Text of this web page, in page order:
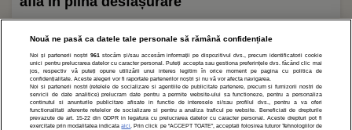
1 2 »
Nouă ne pasă ca datele tale personale să rămână confidențiale
Noi și partenerii noștri 961 stocăm și/sau accesăm informații pe dispozitivul dvs., precum identificatorii cookie
unici pentru prelucrarea datelor cu caracter personal. Puteți accepta sau gestiona preferințele dvs. făcând clic mai
jos, respectiv vă puteți opune utilizării unui interes legitim în orice moment pe pagina cu politica de
confidențialitate. Aceste alegeri vor fi raportate partenerilor noștri și nu vă vor afecta navigarea.
Noi si partenerii nostri (retelele de socializare si agentiile de publicitate partenere, precum si furnizorii nostri de
servicii de date analitice) prelucram date pentru a permite website-ului sa functioneze, pentru a personaliza
continutul si anunturile publicitare afisate in functie de interesele si/sau profilul dvs., pentru a va oferi
functionalitati aferente retelelor de socializare si pentru a analiza traficul pe website. Beneficiati de drepturile
prevazute de art. 15-22 din GDPR in legatura cu prelucrarea datelor cu caracter personal. Aceste drepturi pot fi
exercitate prin modalitatea indicataaici . Prin click pe “ACCEPT TOATE”, acceptati folosirea tuturor Tehnologiilor de